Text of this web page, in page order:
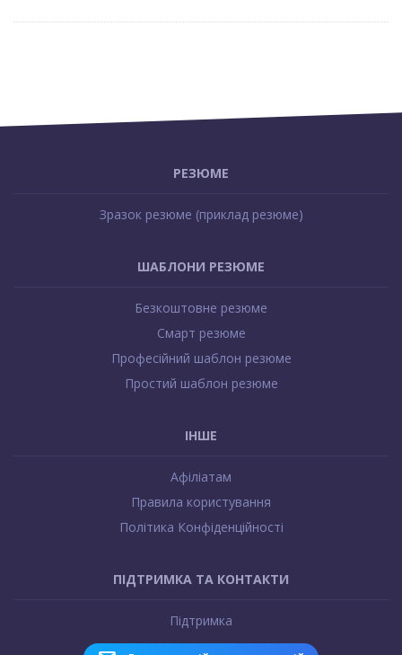
РЕЗЮМЕ
Зразок резюме (приклад резюме)
ШАБЛОНИ РЕЗЮМЕ
Безкоштовне резюме
Смарт резюме
Професійний шаблон резюме
Простий шаблон резюме
ІНШЕ
Афіліатам
Правила користування
Політика Конфіденційності
ПІДТРИМКА ТА КОНТАКТИ
Підтримка